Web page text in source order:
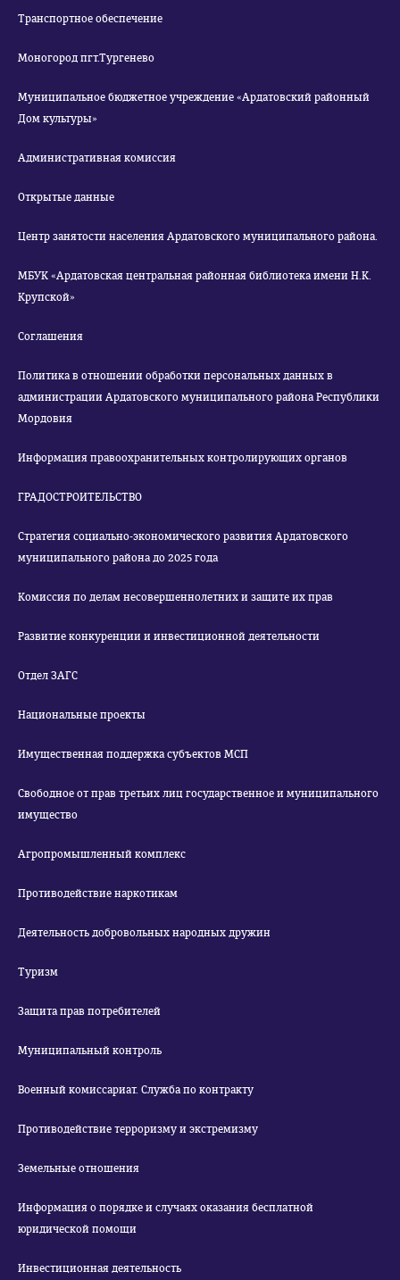
Транспортное обеспечение
Моногород пгт.Тургенево
Муниципальное бюджетное учреждение «Ардатовский районный
Дом культуры»
Административная комиссия
Открытые данные
Центр занятости населения Ардатовского муниципального района.
МБУК «Ардатовская центральная районная библиотека имени Н.К.
Крупской»
Соглашения
Политика в отношении обработки персональных данных в
администрации Ардатовского муниципального района Республики
Мордовия
Информация правоохранительных контролирующих органов
ГРАДОСТРОИТЕЛЬСТВО
Стратегия социально-экономического развития Ардатовского
муниципального района до 2025 года
Комиссия по делам несовершеннолетних и защите их прав
Развитие конкуренции и инвестиционной деятельности
Отдел ЗАГС
Национальные проекты
Имущественная поддержка субъектов МСП
Свободное от прав третьих лиц государственное и муниципального
имущество
Агропромышленный комплекс
Противодействие наркотикам
Деятельность добровольных народных дружин
Туризм
Защита прав потребителей
Муниципальный контроль
Военный комиссариат. Служба по контракту
Противодействие терроризму и экстремизму
Земельные отношения
Информация о порядке и случаях оказания бесплатной
юридической помощи
Инвестиционная деятельность